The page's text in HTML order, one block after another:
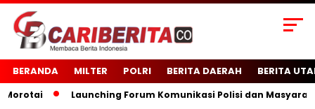
BERANDA MILTER POLRI BERITA DAERAH BERITA
Launching Forum Komunikasi Polisi dan Masyarakat